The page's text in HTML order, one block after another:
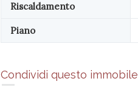
Riscaldamento
Piano
Condividi questo immobile